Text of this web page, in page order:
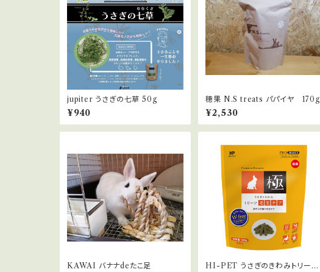
jupiter うさぎの七草 50g
¥940
穂果 N.S treats パパイヤ 170g
¥2,530
KAWAI バナナdeたこ足
HI-PET うさぎのきわみトリーツ